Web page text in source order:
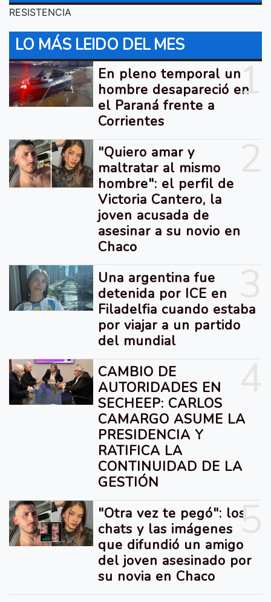
RESISTENCIA
LO MÁS LEIDO DEL MES
1
En pleno temporal un
hombre desapareció en
el Paraná frente a
Corrientes
"Quiero amar y
maltratar al mismo
hombre": el perfil de
Victoria Cantero, la
joven acusada de
asesinar a su novio en
Chaco
Una argentina fue
detenida por ICE en
Filadelfia cuando estaba
por viajar a un partido
del mundial
CAMBIO DE
AUTORIDADES EN
SECHEEP: CARLOS
CAMARGO ASUME LA
PRESIDENCIA Y
RATIFICA LA
CONTINUIDAD DE LA
GESTIÓN
5
"Otra vez te pegó": los
chats y las imágenes
que difundió un amigo
del joven asesinado por
su novia en Chaco